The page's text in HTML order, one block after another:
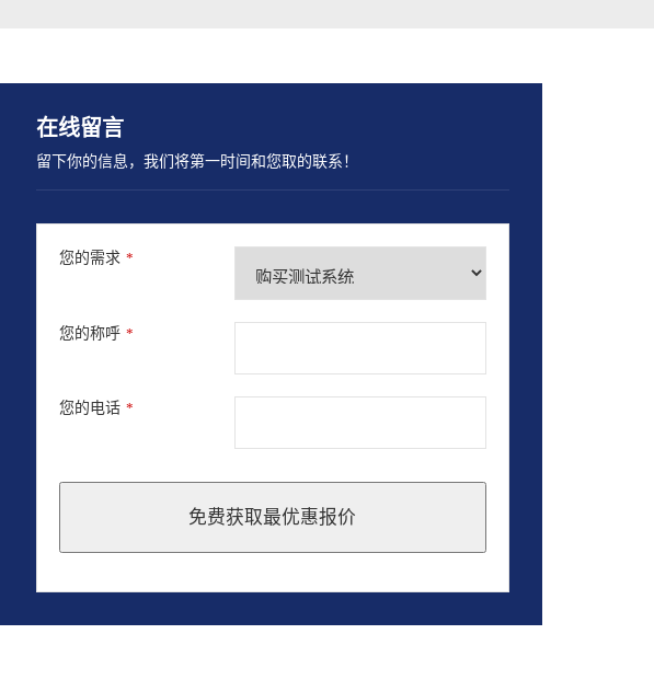
在线留言
留下你的信息，我们将第一时间和您取的联系！
您的需求 *
您的称呼 *
您的电话 *
免费获取最优惠报价
should